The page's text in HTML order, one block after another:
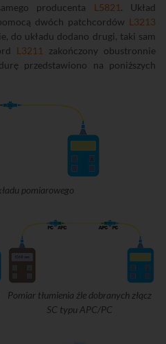
producenta L5821 . Układ
dwóch patchcordów L3213
do układu dodano drugi, taki sam
L3211
zakończony obustronnie
przedstawiono na poniższych
pomiarowego
Pomiar tłumienia źle dobranych złącz
SC typu APC/PC